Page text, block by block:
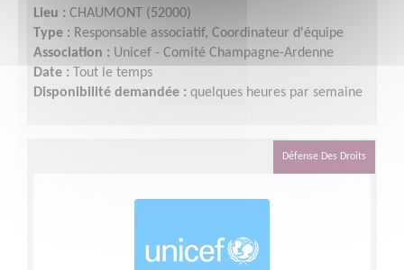
Lieu : CHAUMONT (52000)
Type : Responsable associatif, Coordinateur d'équipe
Association : Unicef - Comité Champagne-Ardenne
Date :
Tout le temps
Disponibilité demandée : quelques heures par semaine
Défense Des Droits